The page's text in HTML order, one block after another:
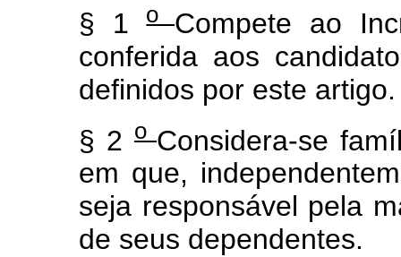
§ 1o Compete ao
conferida aos
definidos por este artigo.
§ 2 o Considera-se
em que,
seja responsável pela
de seus dependentes.